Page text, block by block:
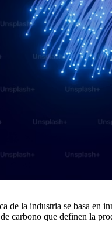
de la industria se basa en
carbono que definen la